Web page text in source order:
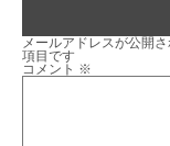
メールアドレスが公開
項目です
コメント ※